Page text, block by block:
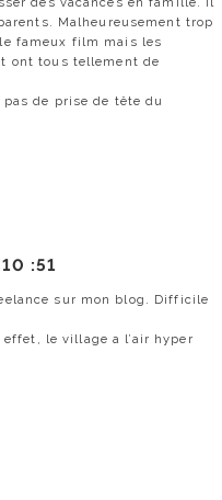
Malheureusement trop
fameux film mais les
ont tous tellement de
pas de prise de tête du
10 :51
sur mon blog. Difficile
le village a l’air hyper